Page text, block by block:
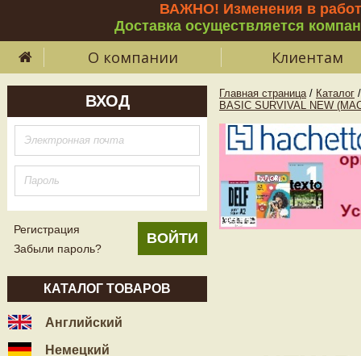
ВАЖНО! Изменения в
Доставка осуществляется
О компании Клиентам
ВХОД
Регистрация
Забыли пароль?
КАТАЛОГ ТОВАРОВ
Английский
Немецкий
Главная страница / Каталог /
BASIC SURVIVAL NEW